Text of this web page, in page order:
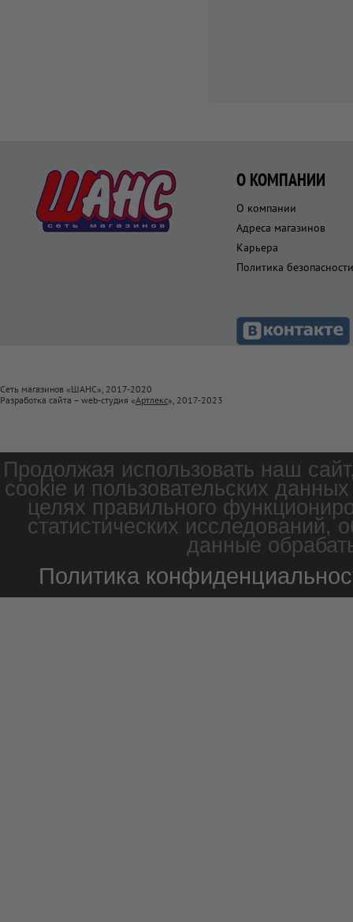
О КОМПАНИИ
О компании
Адреса магазинов
Карьера
Политика безопасности
Сеть магазинов «ШАНС», 2017-2020
Разработка сайта – web-студия «Артлекс», 2017-2023
Продолжая использовать наш
cookie и пользовательских
целях правильного
статистических
данные
Политика